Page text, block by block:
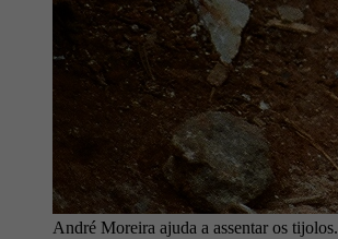
André Moreira ajuda a assentar os tijolos.